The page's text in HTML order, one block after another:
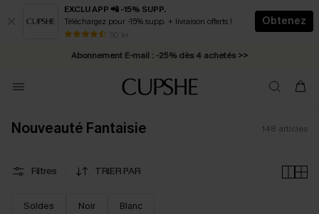
EXCLU APP 📲 -15% SUPP.
Téléchargez pour -15% supp. + livraison offerts !
50 k+
Obtenez
* Livraison éclair 2-3 jours ouvrés >>
Abonnement E-mail : -25% dès 4 achetés >>
Nouveauté Fantaisie 148 articles
Filtres TRIER PAR
Soldes Noir Blanc